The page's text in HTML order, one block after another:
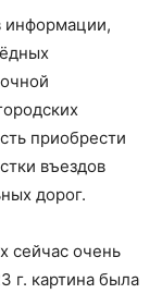
информации,
приобрести
въездов
дорог.
сейчас очень
г. картина была